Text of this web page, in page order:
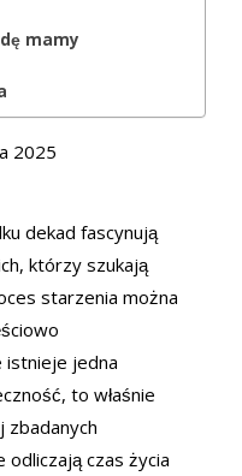
mamy
2025
dekad fascynują
którzy szukają
starzenia można
istnieje jedna
to właśnie
zbadanych
odliczają czas życia